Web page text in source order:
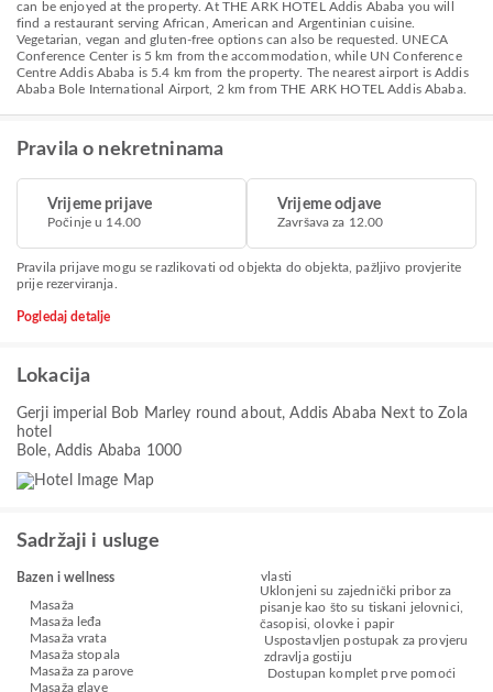
can be enjoyed at the property. At THE ARK HOTEL Addis Ababa you will
find a restaurant serving African, American and Argentinian cuisine.
Vegetarian, vegan and gluten-free options can also be requested. UNECA
Conference Center is 5 km from the accommodation, while UN Conference
Centre Addis Ababa is 5.4 km from the property. The nearest airport is Addis
Ababa Bole International Airport, 2 km from THE ARK HOTEL Addis Ababa.
Pravila o nekretninama
Vrijeme prijave
Počinje u 14.00
Vrijeme odjave
Završava za 12.00
Pravila prijave mogu se razlikovati od objekta do objekta, pažljivo provjerite
prije rezerviranja.
Pogledaj detalje
Lokacija
Gerji imperial Bob Marley round about, Addis Ababa Next to Zola
hotel
Bole, Addis Ababa 1000
Sadržaji i usluge
Bazen i wellness
Masaža
Masaža leđa
Masaža vrata
Masaža stopala
Masaža za parove
Masaža glave
vlasti
Uklonjeni su zajednički pribor za
pisanje kao što su tiskani jelovnici,
časopisi, olovke i papir
Uspostavljen postupak za provjeru
zdravlja gostiju
Dostupan komplet prve pomoći